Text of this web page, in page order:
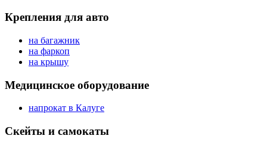
Крепления для авто
на багажник
на фаркоп
на крышу
Медицинское оборудование
напрокат в Калуге
Скейты и самокаты